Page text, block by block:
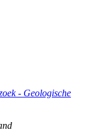
- Geologische